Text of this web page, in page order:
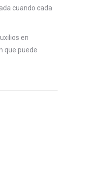
cuando cada
en
que puede